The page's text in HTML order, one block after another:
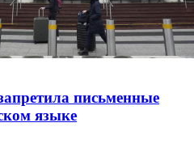
письменные
языке